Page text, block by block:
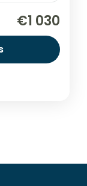
avec
». Ce
vous
collines
€1 030